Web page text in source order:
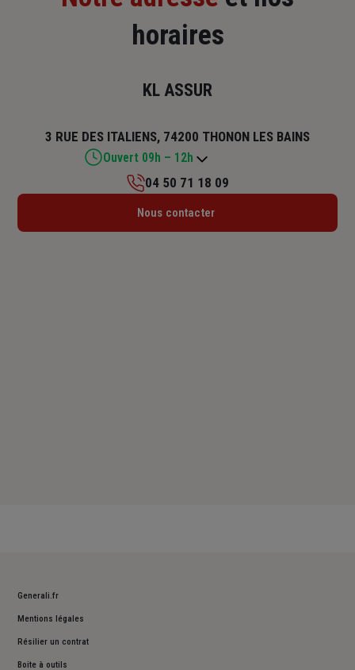
horaires
KL ASSUR
3 RUE DES ITALIENS, 74200 THONON LES BAINS
Ouvert 09h – 12h
Lundi : 14h – 18h
04 50 71 18 09
Nous contacter
Generali.fr
Mentions légales
Résilier un contrat
Boite à outils